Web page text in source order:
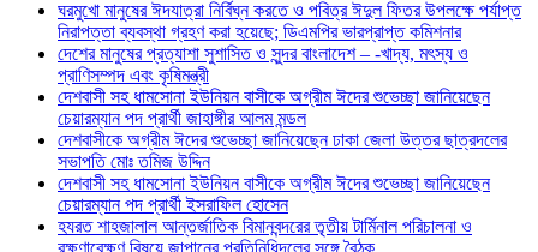
ঘরমুখো মানুষের ঈদযাত্রা নির্বিঘ্ন করতে ও পবিত্র ঈদুল ফিতর উপলক্ষে পর্যাপ্ত
নিরাপত্তা ব্যবস্থা গ্রহণ করা হয়েছে; ডিএমপির ভারপ্রাপ্ত কমিশনার
দেশের মানুষের প্রত্যাশা সুশাসিত ও সুন্দর বাংলাদেশ – -খাদ্য, মৎস্য ও
প্রাণিসম্পদ এবং কৃষিমন্ত্রী
দেশবাসী সহ ধামসোনা ইউনিয়ন বাসীকে অগ্রীম ঈদের শুভেচ্ছা জানিয়েছেন
চেয়ারম্যান পদ প্রার্থী জাহাঙ্গীর আলম মন্ডল
দেশবাসীকে অগ্রীম ঈদের শুভেচ্ছা জানিয়েছেন ঢাকা জেলা উত্তর ছাত্রদলের
সভাপতি মোঃ তমিজ উদ্দিন
দেশবাসী সহ ধামসোনা ইউনিয়ন বাসীকে অগ্রীম ঈদের শুভেচ্ছা জানিয়েছেন
চেয়ারম্যান পদ প্রার্থী ইসরাফিল হোসেন
হযরত শাহজালাল আন্তর্জাতিক বিমানবন্দরের তৃতীয় টার্মিনাল পরিচালনা ও
রক্ষণাবেক্ষণ বিষয়ে জাপানের প্রতিনিধিদলের সঙ্গে বৈঠক